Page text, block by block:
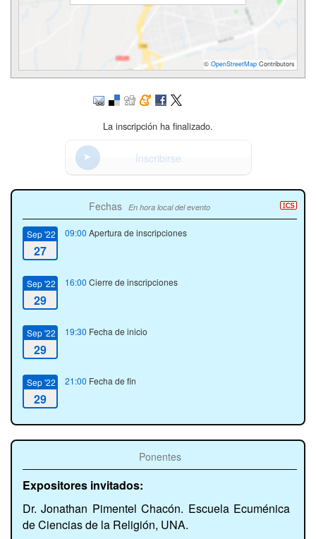
© OpenStreetMap Contributors
La inscripción ha finalizado.
Inscribirse
Fechas En hora local del evento
Sep '22
27
09:00 Apertura de inscripciones
Sep '22
29
16:00 Cierre de inscripciones
Sep '22
29
19:30 Fecha de inicio
Sep '22
29
21:00 Fecha de fin
Ponentes
Expositores invitados:
Dr. Jonathan Pimentel Chacón. Escuela Ecuménica
de Ciencias de la Religión, UNA.